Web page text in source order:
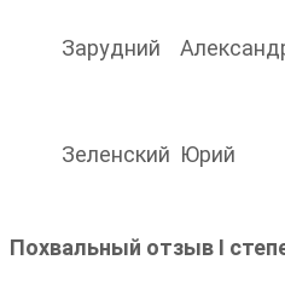
Зарудний
Зеленский Юрий
Похвальный отзыв I